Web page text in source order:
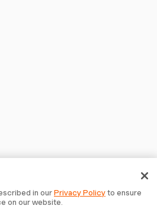
in ourPrivacy Policyto ensure
on our website.